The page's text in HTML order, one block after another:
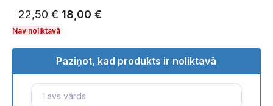
22,50€ 18,00 €
Nav noliktavā
Paziņot, kad produkts ir noliktavā